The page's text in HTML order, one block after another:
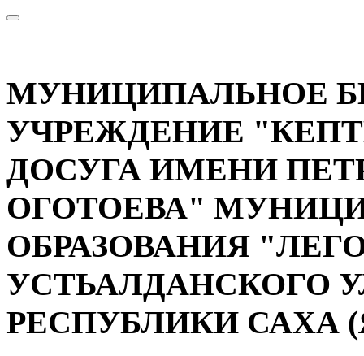
МУНИЦИПАЛЬНОЕ
УЧРЕЖДЕНИЕ
ДОСУГА ИМЕНИ
ОГОТОЕВА"
ОБРАЗОВАНИЯ
УСТЬАЛДАНСКОГО
РЕСПУБЛИКИ САХА